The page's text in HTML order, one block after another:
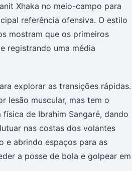
Xhaka no meio-campo para
referência ofensiva. O estilo
mostram que os primeiros
registrando uma média
explorar as transições rápidas.
lesão muscular, mas tem o
de Ibrahim Sangaré, dando
nas costas dos volantes
e abrindo espaços para as
a posse de bola e golpear em